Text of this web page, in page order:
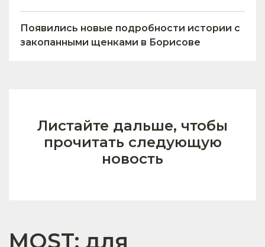
Появились новые подробности истории с
закопанными щенками в Борисове
Листайте дальше, чтобы
прочитать следующую
новость
MOST: для